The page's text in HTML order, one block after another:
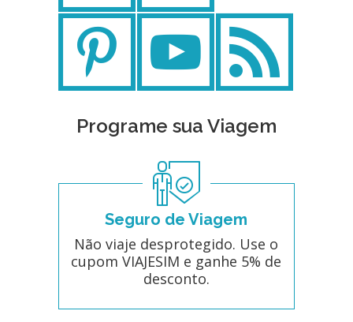
Programe sua Viagem
Seguro de Viagem
Não viaje desprotegido. Use o
cupom VIAJESIM e ganhe 5% de
desconto.